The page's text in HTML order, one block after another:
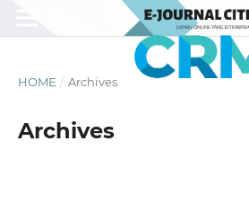
HOME / Archives
Archives